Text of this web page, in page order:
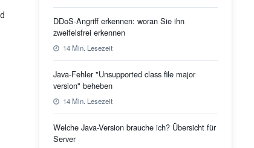
DDoS-Angriff erkennen: woran Sie ihn
zweifelsfrei erkennen
14 Min. Lesezeit
Java-Fehler "Unsupported class file major
version" beheben
14 Min. Lesezeit
Welche Java-Version brauche ich? Übersicht für
Server